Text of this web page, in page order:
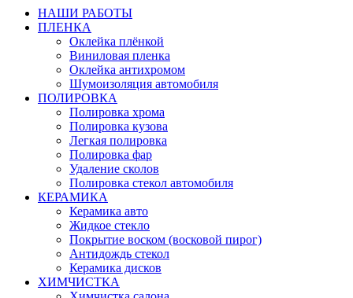
НАШИ РАБОТЫ
ПЛЕНКА
Оклейка плёнкой
Виниловая пленка
Оклейка антихромом
Шумоизоляция автомобиля
ПОЛИРОВКА
Полировка хрома
Полировка кузова
Легкая полировка
Полировка фар
Удаление сколов
Полировка стекол автомобиля
КЕРАМИКА
Керамика авто
Жидкое стекло
Покрытие воском (восковой пирог)
Антидождь стекол
Керамика дисков
ХИМЧИСТКА